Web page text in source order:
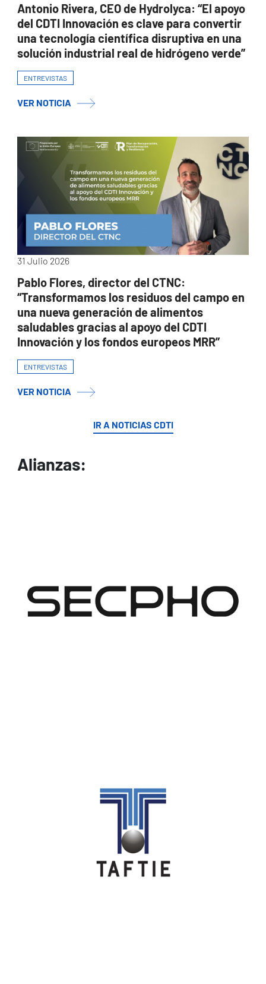
Antonio Rivera, CEO de Hydrolyca: “El apoyo
del CDTI Innovación es clave para convertir
una tecnología científica disruptiva en una
solución industrial real de hidrógeno verde”
ENTREVISTAS
VER NOTICIA
31 Julio 2026
Pablo Flores, director del CTNC:
“Transformamos los residuos del campo en
una nueva generación de alimentos
saludables gracias al apoyo del CDTI
Innovación y los fondos europeos MRR”
ENTREVISTAS
VER NOTICIA
IR A NOTICIAS CDTI
Alianzas: